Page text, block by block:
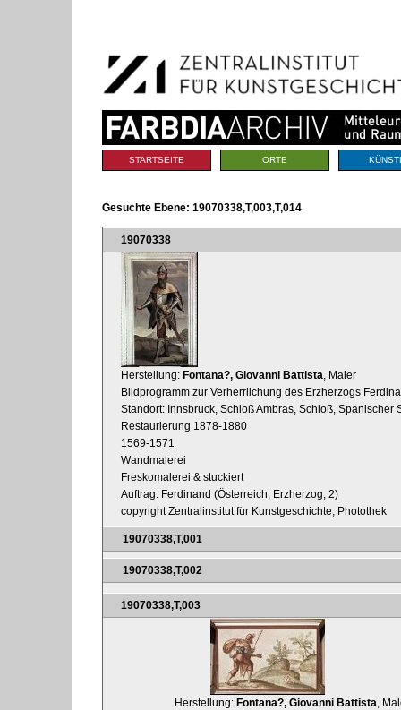
Navigation
Sektionen
STARTSEITE ORTE
Gesuchte Ebene: 19070338,T,003,T,014
19070338
Herstellung: Fontana?, Giovanni Battista , Maler
Bildprogramm zur Verherrlichung des Erzherzogs
Standort: Innsbruck, Schloß Ambras, Schloß, Spanischer
Restaurierung 1878-1880
1569-1571
Wandmalerei
Freskomalerei & stuckiert
Auftrag: Ferdinand (Österreich, Erzherzog, 2)
copyright Zentralinstitut für Kunstgeschichte, Photothek
19070338,T,001
19070338,T,002
19070338,T,003
Herstellung: Fontana?, Giovanni Battista,